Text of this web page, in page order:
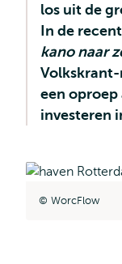
los uit de
In de
kano naar
een oproep
investeren
WorcFlow